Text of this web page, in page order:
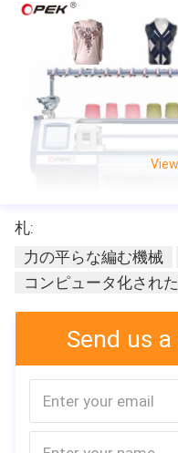
札:
力の平らな編む機械
コンピュータ化され
Send us a